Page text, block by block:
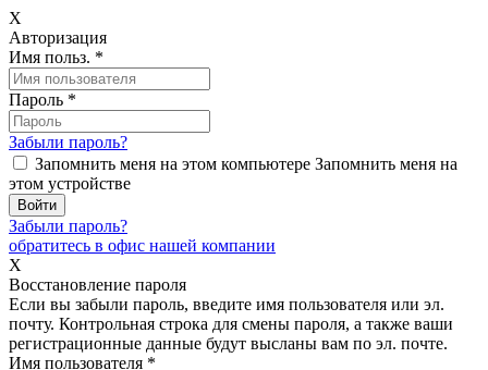
X
Авторизация
Имя польз. *
Пароль *
Забыли пароль?
Запомнить меня на этом компьютере Запомнить меня на
этом устройстве
Забыли пароль?
обратитесь в офис нашей компании
X
Восстановление пароля
Если вы забыли пароль, введите имя пользователя или эл.
почту. Контрольная строка для смены пароля, а также ваши
регистрационные данные будут высланы вам по эл. почте.
Имя пользователя *